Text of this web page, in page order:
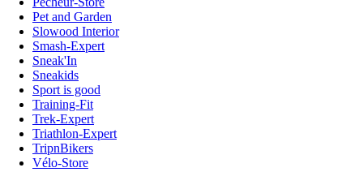
Pet and Garden
Slowood Interior
Smash-Expert
Sneak'In
Sneakids
Sport is good
Training-Fit
Trek-Expert
Triathlon-Expert
TripnBikers
Vélo-Store